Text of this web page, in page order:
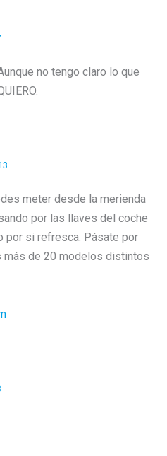
no tengo claro lo que
meter desde la merienda
por las llaves del coche
por si refresca. Pásate por
más de 20 modelos distintos